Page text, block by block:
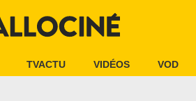
TVACTU VIDÉOS VOD